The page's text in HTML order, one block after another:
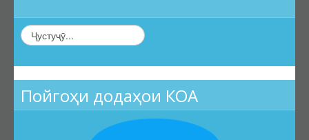
Пойгоҳи додаҳои КОА